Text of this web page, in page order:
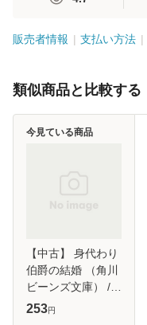
販売者情報 支払い方法
類似商品と比較する
【中古】 身代わり
伯爵の結婚 （角川
ビーンズ文庫） /
清家 未森 / 角川書
253円
今見ている商品